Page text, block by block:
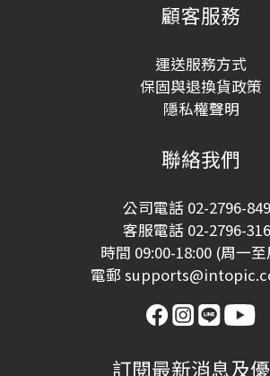
顧客服務
運送服務方式
保固與退換貨政策
隱私權聲明
聯絡我們
公司電話 02-2796-
客服電話 02-2796-
時間 09:00-18:00 (周一
電郵
訂閱最新消息及